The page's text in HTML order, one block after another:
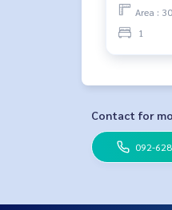
Area :
1
Contact for
092-